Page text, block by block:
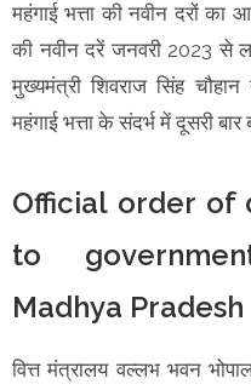
महंगाई भत्ता की नवीन दरों का
की नवीन दरें जनवरी 2023 से
मुख्यमंत्री शिवराज सिंह
महंगाई भत्ता के संदर्भ में दूसरी बार
Official order of
to
Madhya Pradesh
वित्त मंत्रालय वल्लभ भवन